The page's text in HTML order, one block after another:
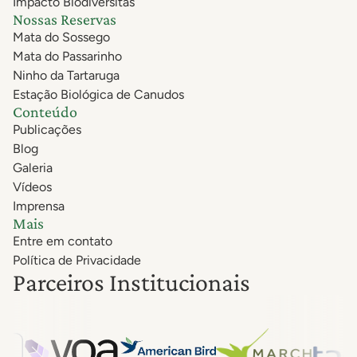
Nossas Reservas
Mata do Sossego
Mata do Passarinho
Ninho da Tartaruga
Estação Biológica de Canudos
Parceiros Institucionais
Conteúdo
Publicações
Blog
Galeria
Vídeos
Imprensa
Mais
Entre em contato
Política de Privacidade